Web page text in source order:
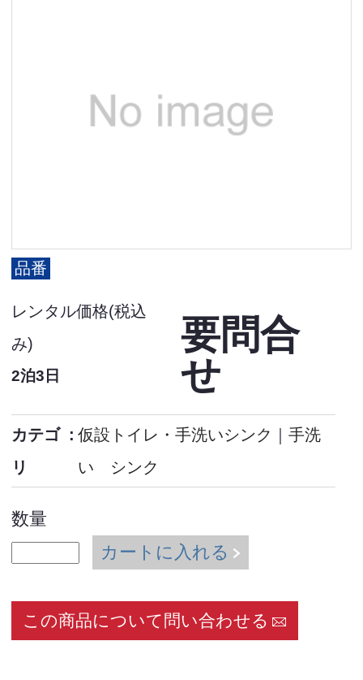
品番
レンタル価格(税込
み)
2泊3日
要問合
せ
カテゴ
リ
仮設トイレ・手洗いシンク
手洗
い シンク
数量
カートに入れる
この商品について問い合わせる